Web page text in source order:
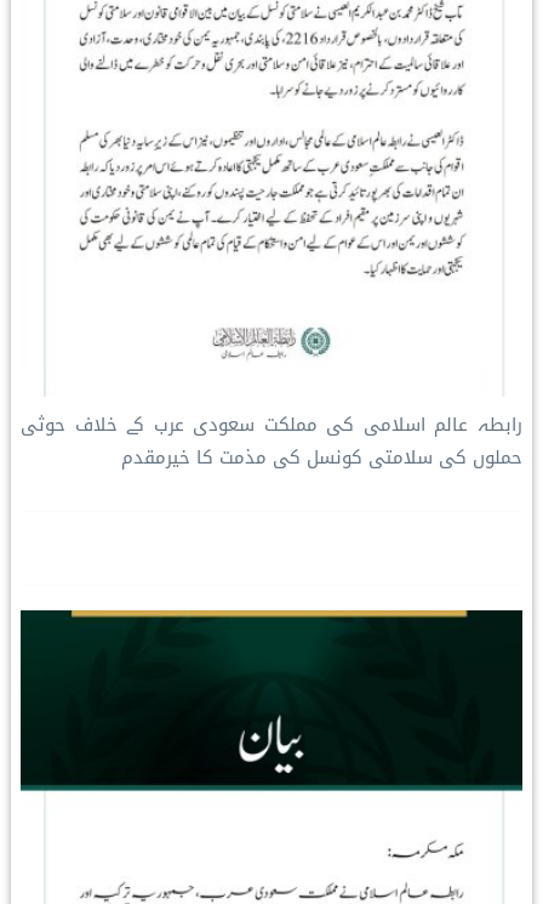
رابطہ عالم اسلامی کی مملکت سعودی عرب کے خلاف حوثی
حملوں کی سلامتی کونسل کی مذمت کا خیرمقدم